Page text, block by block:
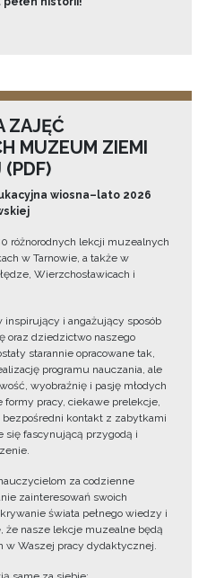
ZAJĘĆ
MUZEUM ZIEMI
(PDF)
wiosna–lato 2026
różnorodnych lekcji muzealnych
w Tarnowie, a także w
Wierzchosławicach i
inspirujący i angażujący sposób
oraz dziedzictwo naszego
starannie opracowane tak,
programu nauczania, ale
wyobraźnię i pasję młodych
pracy, ciekawe prelekcje,
bezpośredni kontakt z zabytkami
się fascynującą przygodą i
za codzienne
zainteresowań swoich
świata pełnego wiedzy i
że nasze lekcje muzealne będą
w Waszej pracy dydaktycznej.